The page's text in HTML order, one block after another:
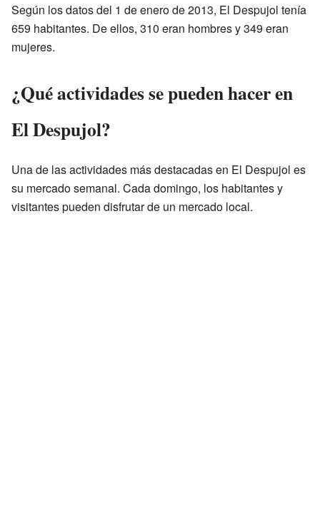
Según los datos del 1 de enero de 2013, El Despujol tenía
659 habitantes. De ellos, 310 eran hombres y 349 eran
mujeres.
¿Qué actividades se pueden hacer en
El Despujol?
Una de las actividades más destacadas en El Despujol es
su mercado semanal. Cada domingo, los habitantes y
visitantes pueden disfrutar de un mercado local.